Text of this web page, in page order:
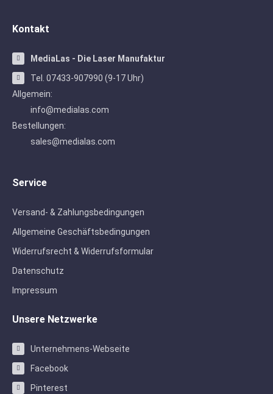
Kontakt
MediaLas - Die Laser Manufaktur
Tel. 07433-907990 (9-17 Uhr)
Allgemein:
info@medialas.com
Bestellungen:
sales@medialas.com
Service
Versand- & Zahlungsbedingungen
Allgemeine Geschäftsbedingungen
Widerrufsrecht & Widerrufsformular
Datenschutz
Impressum
Unsere Netzwerke
Unternehmens-Webseite
Facebook
Pinterest